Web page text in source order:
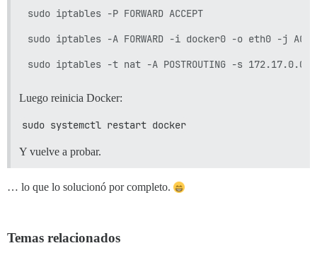
sudo iptables -P FORWARD ACCEPT
sudo iptables -A FORWARD -i docker0 -o eth0 -j
Luego reinicia Docker:
sudo systemctl restart docker
Y vuelve a probar.
… lo que lo solucionó por completo.
Temas relacionados